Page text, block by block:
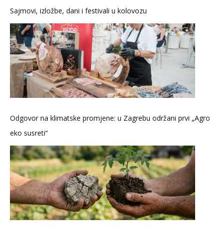
Sajmovi, izložbe, dani i festivali u kolovozu
Odgovor na klimatske promjene: u Zagrebu održani prvi „Agro
eko susreti“